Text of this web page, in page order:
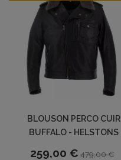
BLOUSON PERCO CUIR
BUFFALO - HELSTONS
259,00 € 479,00 €